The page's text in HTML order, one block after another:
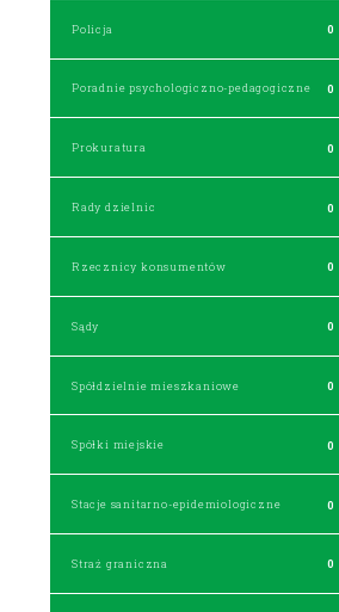
Policja 0
Poradnie psychologiczno-pedagogiczne 0
Prokuratura 0
Rady dzielnic 0
Rzecznicy konsumentów 0
Sądy 0
Spółdzielnie mieszkaniowe 0
Spółki miejskie 0
Stacje sanitarno-epidemiologiczne 0
Straż graniczna 0